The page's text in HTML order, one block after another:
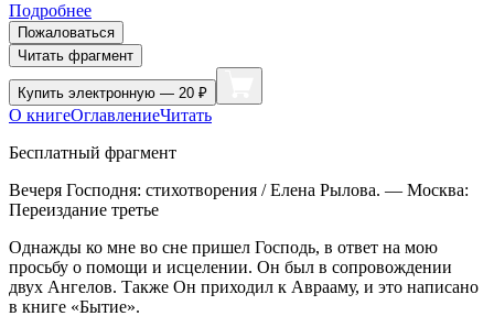
Подробнее
Пожаловаться
Читать фрагмент
Купить электронную — 20 ₽
О книгеОглавлениеЧитать
Бесплатный фрагмент
Вечеря Господня: стихотворения / Елена Рылова. — Москва:
Переиздание третье
Однажды ко мне во сне пришел Господь, в ответ на мою
просьбу о помощи и исцелении. Он был в сопровождении
двух Ангелов. Также Он приходил к Аврааму, и это написано
в книге «Бытие».